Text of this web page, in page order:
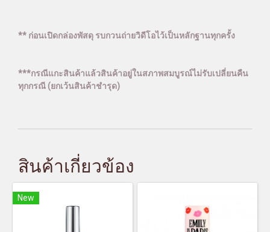
** ก่อนเปิดกล่องพัสดุ รบกวนถ่ายวิดีโอไว้เป็นหลักฐานทุกครั้ง
***กรณีแกะสินค้าแล้วสินค้าอยู่ในสภาพสมบูรณ์ไม่รับเปลี่ยนคืน
ทุกกรณี (ยกเว้นสินค้าชำรุด)
สินค้าเกี่ยวข้อง
New